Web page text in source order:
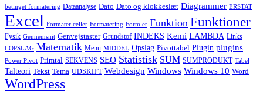
betinget formatering Dataanalyse Dato Dato og klokkeslæt Diagrammer ERSTAT
Excel Formater celler Formatering Formler Funktion Funktioner
Fysik Gennemsnit Genvejstaster Grundstof INDEKS Kemi LAMBDA Links
LOPSLAG Matematik Menu MIDDEL Opslag Pivottabel Plugin plugins
Power Pivot Primtal SEKVENS SEO Statistisk SUM SUMPRODUKT Tabel
Talteori Tekst Tema UDSKIFT Webdesign Windows Windows 10 Word
WordPress